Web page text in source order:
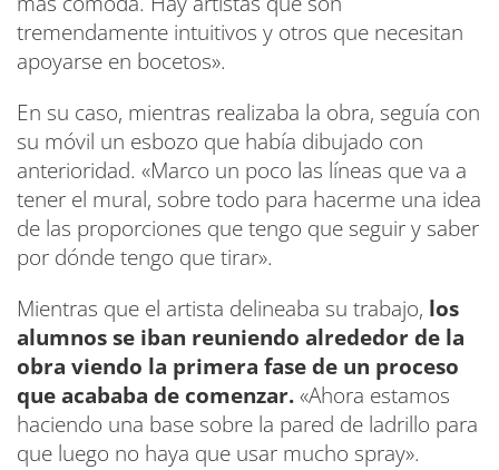
tremendamente intuitivos y otros que necesitan
apoyarse en bocetos».
En su caso, mientras realizaba la obra, seguía con
su móvil un esbozo que había dibujado con
anterioridad. «Marco un poco las líneas que va a
tener el mural, sobre todo para hacerme una idea
de las proporciones que tengo que seguir y saber
por dónde tengo que tirar».
Mientras que el artista delineaba su trabajo, los
alumnos se iban reuniendo alrededor de la
obra viendo la primera fase de un proceso
que acababa de comenzar.«Ahora estamos
haciendo una base sobre la pared de ladrillo para
que luego no haya que usar mucho spray».